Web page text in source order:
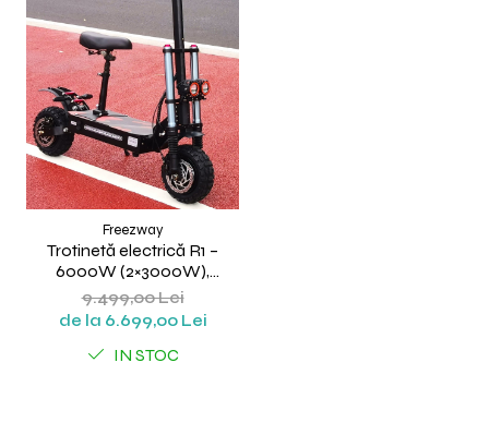
Freezway
Trotinetă electrică R1 –
6000W (2×3000W),
autonomie 100 km, viteză 90
km/h, suspensie dublă, frâne
hidraulice
9.499,00 Lei
de la 6.699,00 Lei
IN STOC